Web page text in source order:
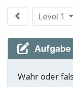
Level 1
Aufgabe
Wahr oder